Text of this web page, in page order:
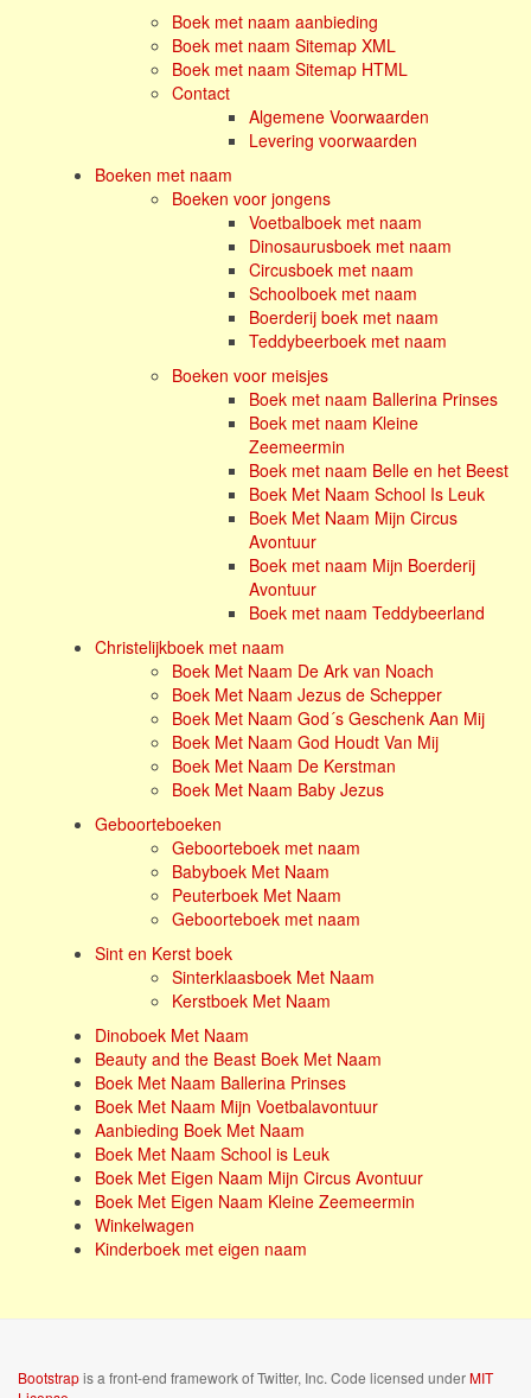
Boek met naam aanbieding
Boek met naam Sitemap XML
Boek met naam Sitemap HTML
Contact
Algemene Voorwaarden
Levering voorwaarden
Boeken met naam
Boeken voor jongens
Voetbalboek met naam
Dinosaurusboek met naam
Circusboek met naam
Schoolboek met naam
Boerderij boek met naam
Teddybeerboek met naam
Boeken voor meisjes
Boek met naam Ballerina Prinses
Boek met naam Kleine
Zeemeermin
Boek met naam Belle en het Beest
Boek Met Naam School Is Leuk
Boek Met Naam Mijn Circus
Avontuur
Boek met naam Mijn Boerderij
Avontuur
Boek met naam Teddybeerland
Christelijkboek met naam
Boek Met Naam De Ark van Noach
Boek Met Naam Jezus de Schepper
Boek Met Naam God´s Geschenk Aan Mij
Boek Met Naam God Houdt Van Mij
Boek Met Naam De Kerstman
Boek Met Naam Baby Jezus
Geboorteboeken
Geboorteboek met naam
Babyboek Met Naam
Peuterboek Met Naam
Geboorteboek met naam
Sint en Kerst boek
Sinterklaasboek Met Naam
Kerstboek Met Naam
Dinoboek Met Naam
Beauty and the Beast Boek Met Naam
Boek Met Naam Ballerina Prinses
Boek Met Naam Mijn Voetbalavontuur
Aanbieding Boek Met Naam
Boek Met Naam School is Leuk
Boek Met Eigen Naam Mijn Circus Avontuur
Boek Met Eigen Naam Kleine Zeemeermin
Winkelwagen
Kinderboek met eigen naam
Bootstrapis a front-end framework of Twitter, Inc. Code licensed underMIT